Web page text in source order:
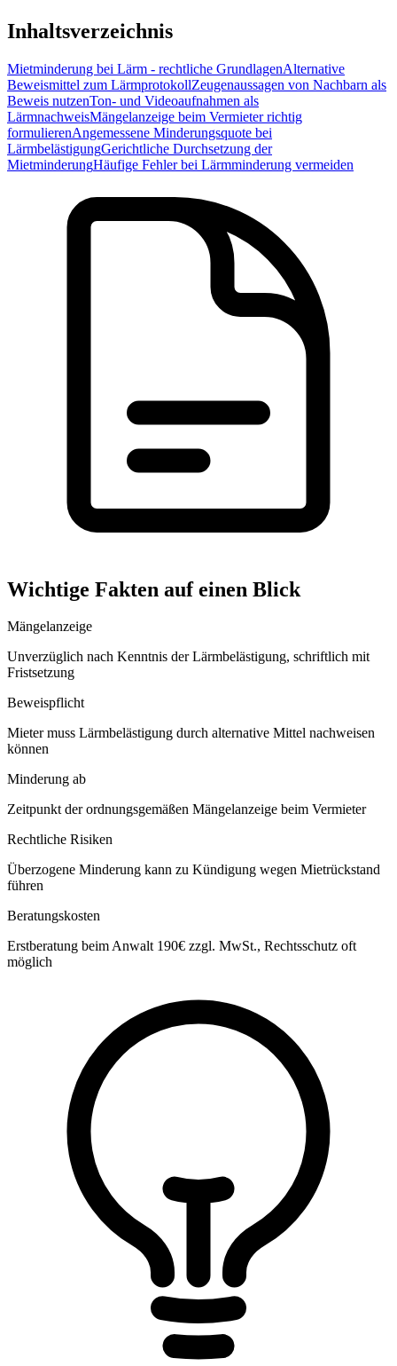
Inhaltsverzeichnis
Mietminderung bei Lärm - rechtliche GrundlagenAlternative
Beweismittel zum LärmprotokollZeugenaussagen von Nachbarn als
Beweis nutzenTon- und Videoaufnahmen als
LärmnachweisMängelanzeige beim Vermieter richtig
formulierenAngemessene Minderungsquote bei
LärmbelästigungGerichtliche Durchsetzung der
MietminderungHäufige Fehler bei Lärmminderung vermeiden
Wichtige Fakten auf einen Blick
Mängelanzeige
Unverzüglich nach Kenntnis der Lärmbelästigung, schriftlich mit
Fristsetzung
Beweispflicht
Mieter muss Lärmbelästigung durch alternative Mittel nachweisen
können
Minderung ab
Zeitpunkt der ordnungsgemäßen Mängelanzeige beim Vermieter
Rechtliche Risiken
Überzogene Minderung kann zu Kündigung wegen Mietrückstand
führen
Beratungskosten
Erstberatung beim Anwalt 190€ zzgl. MwSt., Rechtsschutz oft
möglich